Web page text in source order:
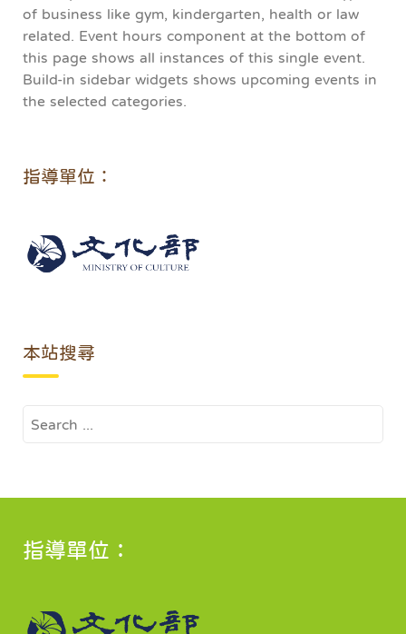
of business like gym, kindergarten, health or law
related. Event hours component at the bottom of
this page shows all instances of this single event.
Build-in sidebar widgets shows upcoming events in
the selected categories.
指導單位：
本站搜尋
指導單位：